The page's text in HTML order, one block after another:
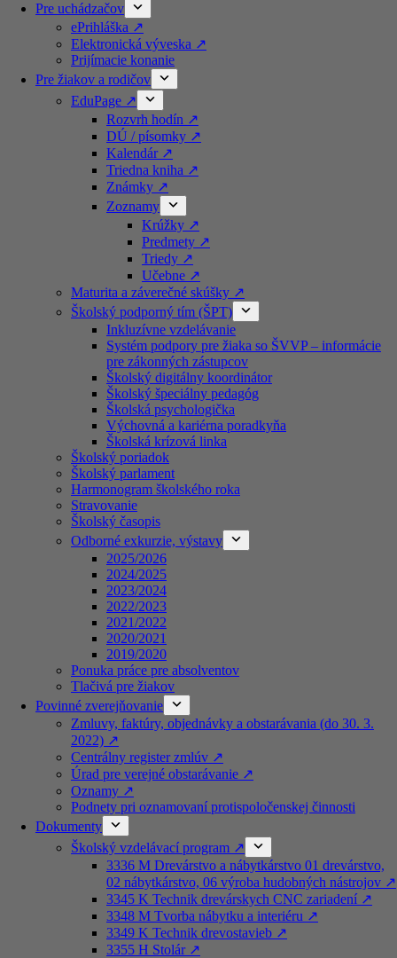
Pre uchádzačov
ePrihláška ↗️
Elektronická výveska ↗️
Prijímacie konanie
Pre žiakov a rodičov
EduPage ↗️
Rozvrh hodín ↗️
DÚ / písomky ↗️
Kalendár ↗️
Triedna kniha ↗️
Známky ↗️
Zoznamy
Krúžky ↗️
Predmety ↗️
Triedy ↗️
Učebne ↗️
Maturita a záverečné skúšky ↗️
Školský podporný tím (ŠPT)
Inkluzívne vzdelávanie
Systém podpory pre žiaka so ŠVVP – informácie
pre zákonných zástupcov
Školský digitálny koordinátor
Školský špeciálny pedagóg
Školská psychologička
Výchovná a kariérna poradkyňa
Školská krízová linka
Školský poriadok
Školský parlament
Harmonogram školského roka
Stravovanie
Školský časopis
Odborné exkurzie, výstavy
2025/2026
2024/2025
2023/2024
2022/2023
2021/2022
2020/2021
2019/2020
Ponuka práce pre absolventov
Tlačivá pre žiakov
Povinné zverejňovanie
Zmluvy, faktúry, objednávky a obstarávania (do 30. 3.
2022) ↗️
Centrálny register zmlúv ↗️
Úrad pre verejné obstarávanie ↗️
Oznamy ↗️
Podnety pri oznamovaní protispoločenskej činnosti
Dokumenty
Školský vzdelávací program ↗️
3336 M Drevárstvo a nábytkárstvo 01 drevárstvo,
02 nábytkárstvo, 06 výroba hudobných nástrojov ↗️
3345 K Technik drevárskych CNC zariadení ↗️
3348 M Tvorba nábytku a interiéru ↗️
3349 K Technik drevostavieb ↗️
3355 H Stolár ↗️